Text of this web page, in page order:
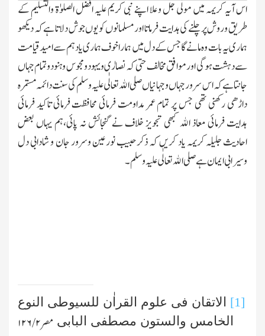
اس آیہ کریمہ میں مولٰی جل وعلا اپنے نبی کریم علیہ افضل الصلوٰۃ والتسلیم کے
طریق وروش پر چلنے کی ہدایت فرماتا اور مسلمانوں کو یوں جوش دلاتا ہے کہ دیکھو
ہماری یہ بات وہ مانے گاجس کے دل میں ہمارا خوف ہماری یاد ہم سے امید قیامت
سے دہشت ہوگی اور موافق مخالف حتی کہ نصارٰی ویہود ومجوس و ہنودوتمام جہاں
جانتا ہے کہ اس سرورجہاں وجہانیاں صلی اﷲ تعالٰی علیہ وسلم کی سنت دائمہ مستمرہ
داڑھی رکھنی تھی جس پر تمام عمر مداومت فرمائی محافظت فرمائی تاکید فرمائی
ہدایت فرمائی معاذ اﷲ کبھی تجویز خلاف نے گنجائش نہ پائی،ہم یہاں بعض
احادیث جلیلہ کریمہ یاد کریں کہ ذکرحبیب نورعین وسرور جان و شادابی دل
وسیرابی ایمان ہے صلی اﷲ تعالٰی علیہ وسلم۔
[1] الاتقان فی علوم القراٰن للسیوطی النوع
الخامس والستون مصطفی البابی مصر۲/ ۱۲۶